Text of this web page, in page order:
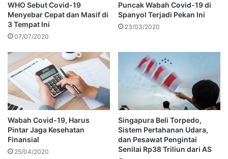
WHO Sebut Covid-19
Menyebar Cepat dan Masif di
3 Tempat Ini
07/07/2020
Puncak Wabah Covid-19 di
Spanyol Terjadi Pekan Ini
23/03/2020
Wabah Covid-19, Harus
Pintar Jaga Kesehatan
Finansial
25/04/2020
Singapura Beli Torpedo,
Sistem Pertahanan Udara,
dan Pesawat Pengintai
Senilai Rp38 Triliun dari AS